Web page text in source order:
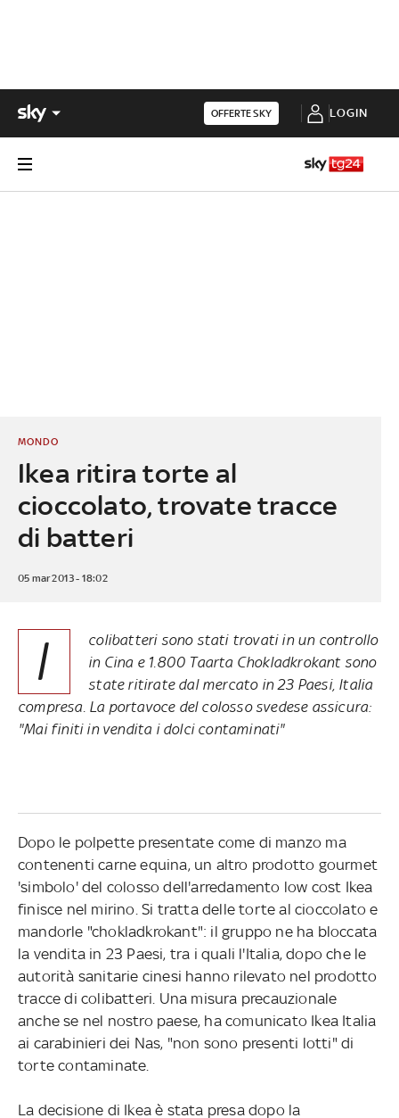
OFFERTE SKY LOGIN
Ikea ritira torte al
cioccolato, trovate tracce
di batteri
MONDO
05 mar 2013 - 18:02
I
colibatteri sono stati trovati in un controllo
in Cina e 1.800 Taarta Chokladkrokant sono
state ritirate dal mercato in 23 Paesi, Italia
compresa. La portavoce del colosso svedese assicura:
"Mai finiti in vendita i dolci contaminati"
Dopo le polpette presentate come di manzo ma
contenenti carne equina, un altro prodotto gourmet
'simbolo' del colosso dell'arredamento low cost Ikea
finisce nel mirino. Si tratta delle torte al cioccolato e
mandorle "chokladkrokant": il gruppo ne ha bloccata
la vendita in 23 Paesi, tra i quali l'Italia, dopo che le
autorità sanitarie cinesi hanno rilevato nel prodotto
tracce di colibatteri. Una misura precauzionale
anche se nel nostro paese, ha comunicato Ikea Italia
ai carabinieri dei Nas, "non sono presenti lotti" di
torte contaminate.
La decisione di Ikea è stata presa dopo la